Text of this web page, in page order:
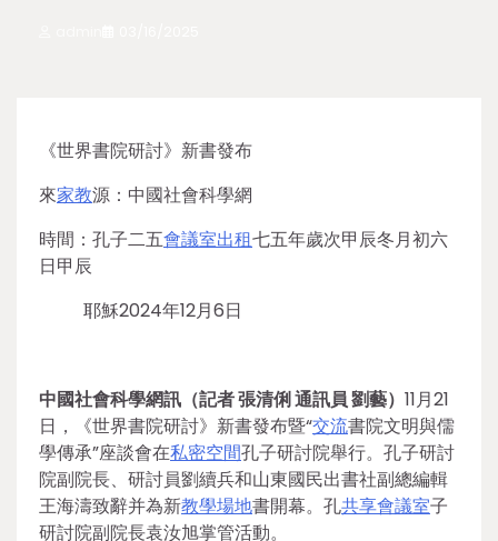
《世界書院研討》新書發布
來家教源：中國社會科學網
時間：孔子二五會議室出租七五年歲次甲辰冬月初六
日甲辰
耶穌2024年12月6日
中國社會科學網訊（記者 張清俐 通訊員 劉藝） 11月21
日，《世界書院研討》新書發布暨“交流書院文明與儒
學傳承”座談會在私密空間孔子研討院舉行。孔子研討
院副院長、研討員劉續兵和山東國民出書社副總編輯
王海濤致辭并為新教學場地書開幕。孔共享會議室子
研討院副院長袁汝旭掌管活動。